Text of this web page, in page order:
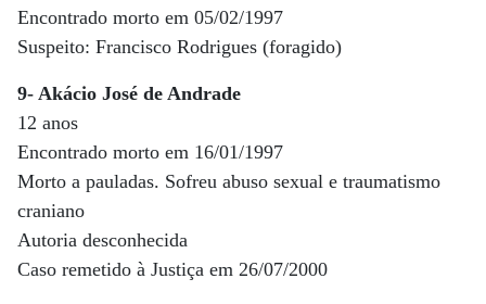
Encontrado morto em 05/02/1997
Suspeito: Francisco Rodrigues (foragido)
9- Akácio José de Andrade
12 anos
Encontrado morto em 16/01/1997
Morto a pauladas. Sofreu abuso sexual e traumatismo
craniano
Autoria desconhecida
Caso remetido à Justiça em 26/07/2000